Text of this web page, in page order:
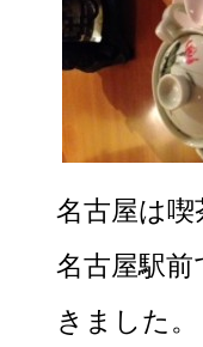
名古屋は
名古屋駅
きました。